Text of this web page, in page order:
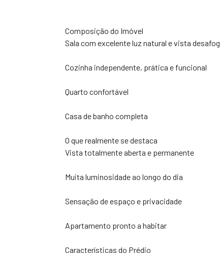
Composição do Imóvel
Sala com excelente luz natural e vista
Cozinha independente, prática e funcional
Quarto confortável
Casa de banho completa
O que realmente se destaca
Vista totalmente aberta e permanente
Muita luminosidade ao longo do dia
Sensação de espaço e privacidade
Apartamento pronto a habitar
Características do Prédio